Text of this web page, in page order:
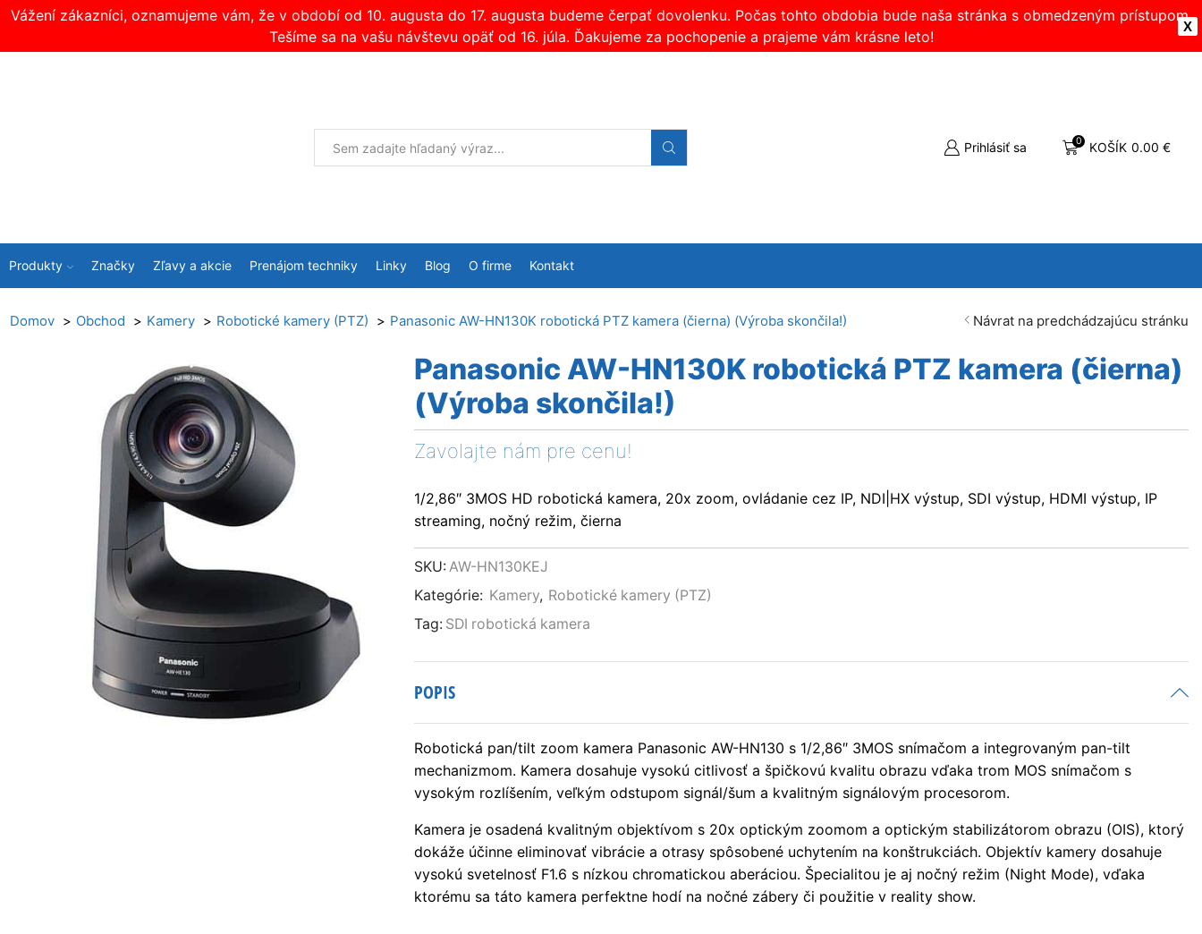
X
Vážení zákazníci, oznamujeme vám, že v období od 10. augusta do 17. augusta budeme čerpať dovolenku. Počas tohto obdobia bude naša stránka s obmedzeným prístupom.
Tešíme sa na vašu návštevu opäť od 16. júla. Ďakujeme za pochopenie a prajeme vám krásne leto!
Prihlásiť sa 0 KOŠÍK 0.00 €
Produkty Značky Zľavy a akcie Prenájom techniky Linky Blog O firme Kontakt
Domov Obchod Kamery Robotické kamery (PTZ) Panasonic AW-HN130K robotická PTZ kamera (čierna) (Výroba skončila!) Návrat na predchádzajúcu stránku
Panasonic AW-HN130K robotická PTZ kamera (čierna)
(Výroba skončila!)
Zavolajte nám pre cenu!
1/2,86″ 3MOS HD robotická kamera, 20x zoom, ovládanie cez IP, NDI|HX výstup, SDI výstup, HDMI výstup, IP
streaming, nočný režim, čierna
SKU: AW-HN130KEJ
Kategórie: Kamery, Robotické kamery (PTZ)
Tag: SDI robotická kamera
POPIS
Robotická pan/tilt zoom kamera Panasonic AW-HN130 s 1/2,86″ 3MOS snímačom a integrovaným pan-tilt
mechanizmom. Kamera dosahuje vysokú citlivosť a špičkovú kvalitu obrazu vďaka trom MOS snímačom s
vysokým rozlíšením, veľkým odstupom signál/šum a kvalitným signálovým procesorom.
Kamera je osadená kvalitným objektívom s 20x optickým zoomom a optickým stabilizátorom obrazu (OIS), ktorý
dokáže účinne eliminovať vibrácie a otrasy spôsobené uchytením na konštrukciách. Objektív kamery dosahuje
vysokú svetelnosť F1.6 s nízkou chromatickou aberáciou. Špecialitou je aj nočný režim (Night Mode), vďaka
ktorému sa táto kamera perfektne hodí na nočné zábery či použitie v reality show.